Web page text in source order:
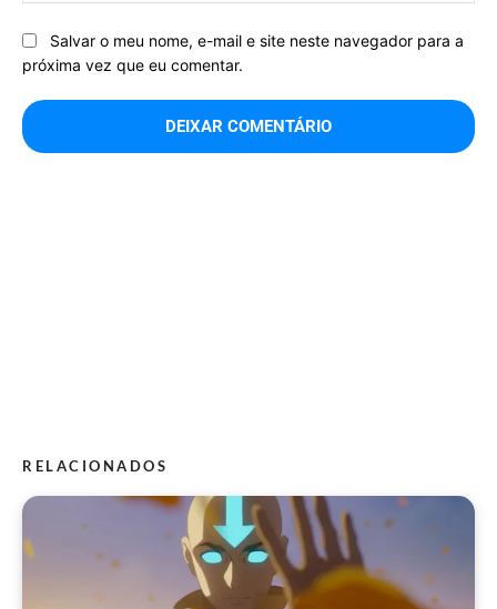
Salvar o meu nome, e-mail e site neste navegador para a
próxima vez que eu comentar.
RELACIONADOS